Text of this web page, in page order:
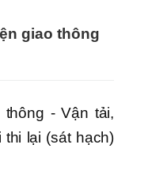
giao thông
- Vận tải,
lại (sát hạch)